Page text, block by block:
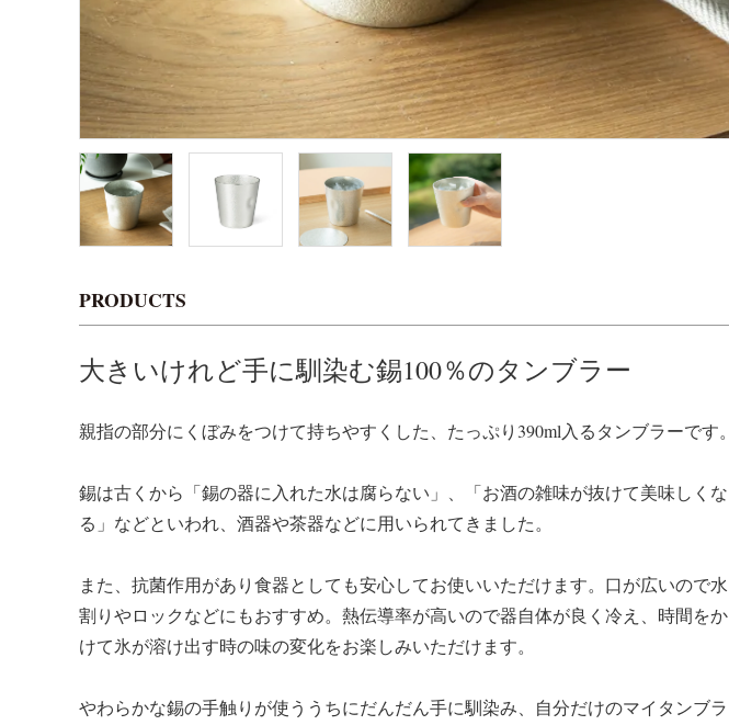
PRODUCTS
大きいけれど手に馴染む錫100％のタンブラー
親指の部分にくぼみをつけて持ちやすくした、たっぷり390ml入るタンブラーです。
錫は古くから「錫の器に入れた水は腐らない」、「お酒の雑味が抜けて美味しくな
る」などといわれ、酒器や茶器などに用いられてきました。
また、抗菌作用があり食器としても安心してお使いいただけます。口が広いので水
割りやロックなどにもおすすめ。熱伝導率が高いので器自体が良く冷え、時間をか
けて氷が溶け出す時の味の変化をお楽しみいただけます。
やわらかな錫の手触りが使ううちにだんだん手に馴染み、自分だけのマイタンブラ